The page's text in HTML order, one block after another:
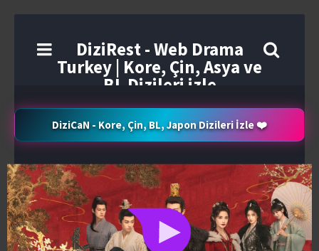
DiziRest - Web Drama
Turkey | Kore, Çin, Asya ve
BL Dizileri izle
DiziCaN - Kore, Çin, BL, Japon Dizileri İzle ❤️